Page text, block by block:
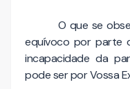
O que se
equívoco por parte
incapacidade da
pode ser por Vossa